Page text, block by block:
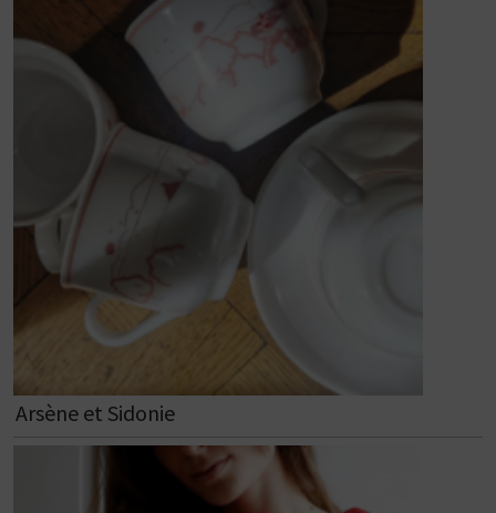
Arsène et Sidonie